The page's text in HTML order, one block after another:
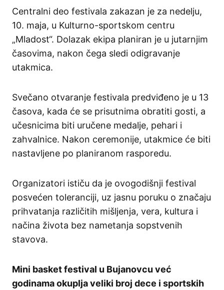
Centralni deo festivala zakazan je za nedelju,
10. maja, u Kulturno-sportskom centru
„Mladost“. Dolazak ekipa planiran je u jutarnjim
časovima, nakon čega sledi odigravanje
utakmica.
Svečano otvaranje festivala predviđeno je u 13
časova, kada će se prisutnima obratiti gosti, a
učesnicima biti uručene medalje, pehari i
zahvalnice. Nakon ceremonije, utakmice će biti
nastavljene po planiranom rasporedu.
Organizatori ističu da je ovogodišnji festival
posvećen toleranciji, uz jasnu poruku o značaju
prihvatanja različitih mišljenja, vera, kultura i
načina života bez nametanja sopstvenih
stavova.
Mini basket festival u Bujanovcu već
godinama okuplja veliki broj dece i sportskih